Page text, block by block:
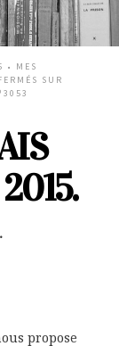
• MES
SUR
3053
propose